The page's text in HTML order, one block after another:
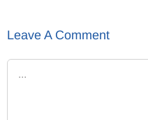
Leave A Comment
Comment